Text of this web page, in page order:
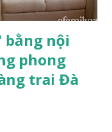
bằng nội
phong
trai Đà